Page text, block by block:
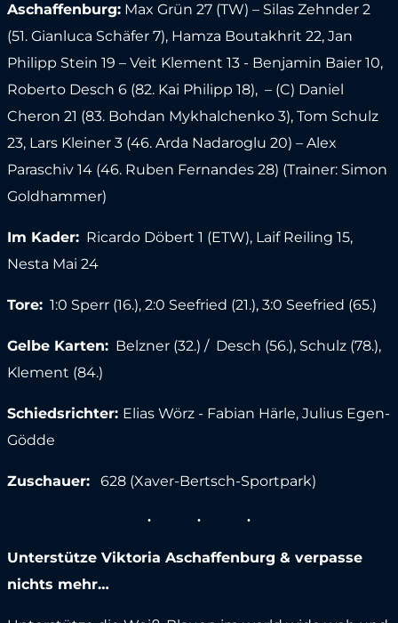
Aschaffenburg:Max Grün 27 (TW) – Silas Zehnder 2
(51. Gianluca Schäfer 7), Hamza Boutakhrit 22, Jan
Philipp Stein 19 – Veit Klement 13 - Benjamin Baier 10,
Roberto Desch 6 (82. Kai Philipp 18), – (C) Daniel
Cheron 21 (83. Bohdan Mykhalchenko 3), Tom Schulz
23, Lars Kleiner 3 (46. Arda Nadaroglu 20) – Alex
Paraschiv 14 (46. Ruben Fernandes 28) (Trainer: Simon
Goldhammer)
Im Kader:Ricardo Döbert 1 (ETW), Laif Reiling 15,
Nesta Mai 24
Tore:1:0 Sperr (16.), 2:0 Seefried (21.), 3:0 Seefried (65.)
Gelbe Karten:Belzner (32.) / Desch (56.), Schulz (78.),
Klement (84.)
Schiedsrichter: Elias Wörz - Fabian Härle, Julius Egen-
Gödde
Zuschauer:628 (Xaver-Bertsch-Sportpark)
Unterstütze Viktoria Aschaffenburg & verpasse
nichts mehr…